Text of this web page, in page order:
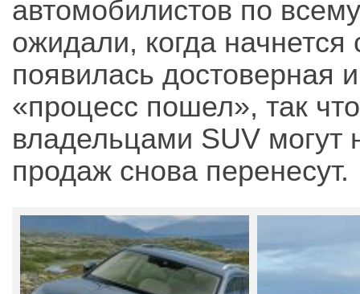
автомобилистов по
ожидали, когда
появилась достоверная
«процесс пошел», так
владельцами SUV могут
продаж снова перенесут.